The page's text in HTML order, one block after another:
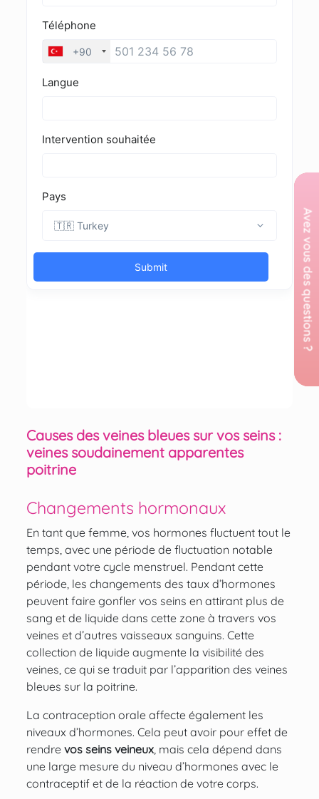
Causes des veines bleues sur vos seins :
veines soudainement apparentes
poitrine
Changements hormonaux
En tant que femme, vos hormones fluctuent tout le
temps, avec une période de fluctuation notable
pendant votre cycle menstruel. Pendant cette
période, les changements des taux d’hormones
peuvent faire gonfler vos seins en attirant plus de
sang et de liquide dans cette zone à travers vos
veines et d’autres vaisseaux sanguins. Cette
collection de liquide augmente la visibilité des
veines, ce qui se traduit par l’apparition des veines
bleues sur la poitrine.
La contraception orale affecte également les
niveaux d’hormones. Cela peut avoir pour effet de
rendre vos seins veineux, mais cela dépend dans
une large mesure du niveau d’hormones avec le
contraceptif et de la réaction de votre corps.